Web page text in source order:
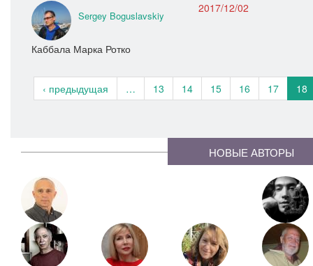
Sergey Boguslavskiy
2017/12/02
Каббала Марка Ротко
‹ предыдущая … 13 14 15 16 17 18
НОВЫЕ АВТОРЫ